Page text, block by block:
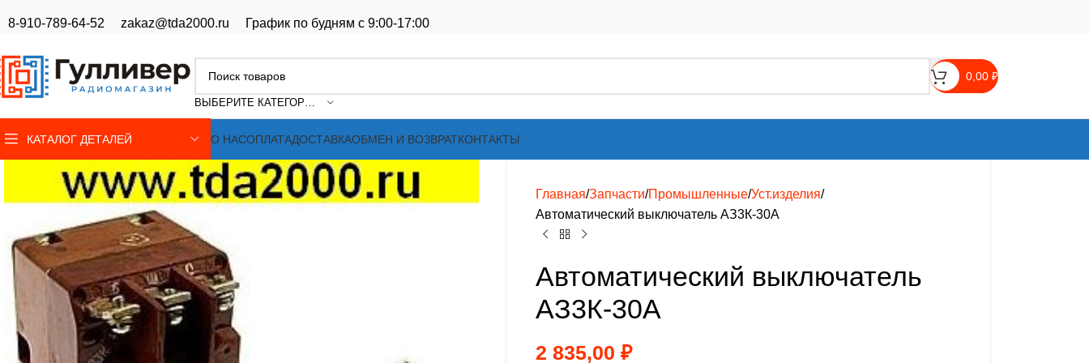
8-910-789-64-52 zakaz@tda2000.ru График по будням с 9:00-17:00
ВЫБЕРИТЕ КАТЕГОРИЮ
0,00 ₽
КАТАЛОГ ДЕТАЛЕЙ О НАСОПЛАТАДОСТАВКАОБМЕН И ВОЗВРАТКОНТАКТЫ
Главная Запчасти Промышленные Уст.изделия
Автоматический выключатель АЗ3К-30А
Автоматический выключатель
АЗ3К-30А
2 835,00 ₽